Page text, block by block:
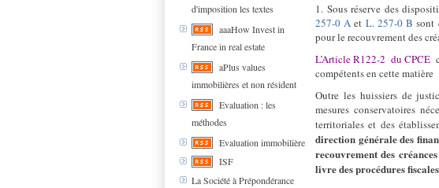
d'imposition les textes
aaaHow Invest in
France in real estate
aPlus values
immobilières et non résident
Evaluation : les
méthodes
Evaluation immobilière
ISF
La Société à Prépondérance
1. Sous réserve des
257-0 Aet L. 257-0 B sont
pour le recouvrement des
L’Article R122-2 du CPCE
compétents en cette matière
Outre les huissiers de
mesures conservatoires
territoriales et des
direction générale des
recouvrement des
livre des procédures